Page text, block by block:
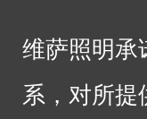
维萨照明承
系，对所提